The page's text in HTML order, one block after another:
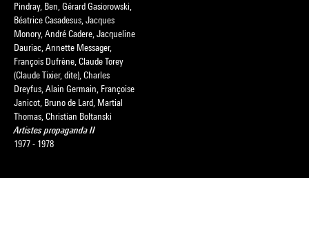
Pindray, Ben, Gérard Gasiorowski,
Béatrice Casadesus, Jacques
Monory, André Cadere, Jacqueline
Dauriac, Annette Messager,
François Dufrène, Claude Torey
(Claude Tixier, dite), Charles
Dreyfus, Alain Germain, Françoise
Janicot, Bruno de Lard, Martial
Thomas, Christian Boltanski
Artistes propaganda II
1977 - 1978